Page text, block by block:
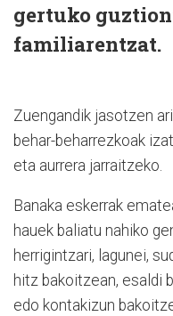
gertuko
familiarentzat.
Zuengandik jasotzen
behar-beharrezkoak
eta aurrera jarraitzeko.
Banaka eskerrak
hauek baliatu nahiko
herrigintzari, lagunei,
hitz bakoitzean, esaldi
edo kontakizun